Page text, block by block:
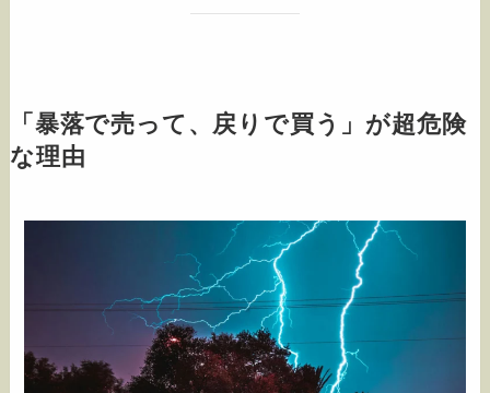
「暴落で売って、戻りで買う」が超危険
な理由